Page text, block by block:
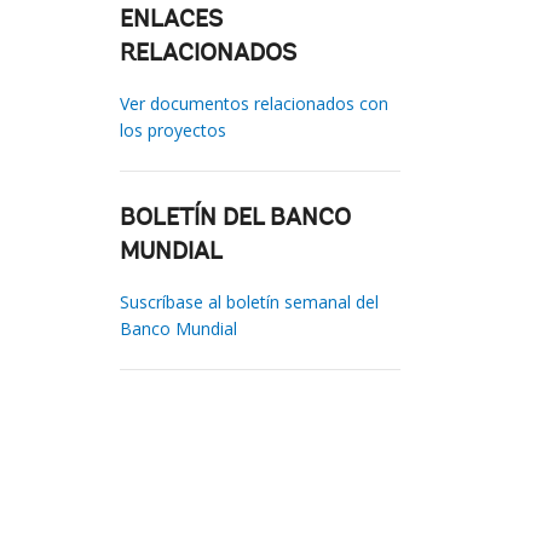
ENLACES
RELACIONADOS
Ver documentos relacionados con
los proyectos
BOLETÍN DEL BANCO
MUNDIAL
Suscríbase al boletín semanal del
Banco Mundial